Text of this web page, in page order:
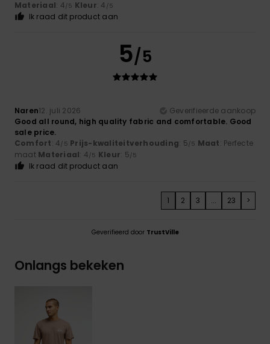
Materiaal: 4/5 Kleur: 4 /5
Ik raad dit product aan
5/5
Naren12. juli 2026
Geverifieerde aankoop
Good all round, high quality fabric and comfortable. Good
sale price.
Comfort: 4/5 Prijs-kwaliteitverhouding: 5/5 Maat: Perfecte
maat Materiaal: 4/5 Kleur: 5/5
Ik raad dit product aan
1 2 3 ... 23 >
Geverifieerd door TrustVille
Onlangs bekeken